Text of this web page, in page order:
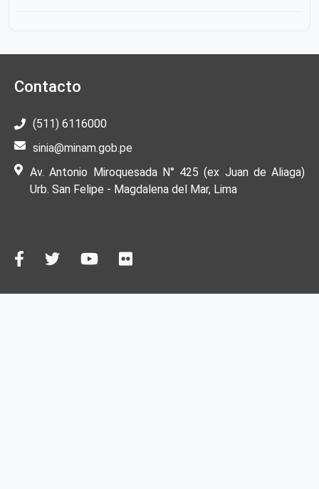
Contacto
(511) 6116000
sinia@minam.gob.pe
Av. Antonio Miroquesada N° 425 (ex Juan de Aliaga)
Urb. San Felipe - Magdalena del Mar, Lima